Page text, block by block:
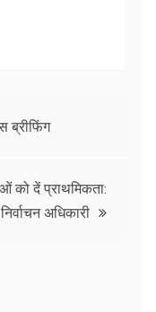
ब्रीफिंग
को दें प्राथमिकता:
अधिकारी